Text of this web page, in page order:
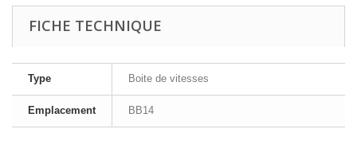
FICHE TECHNIQUE
Type Boite de vitesses
Emplacement BB14